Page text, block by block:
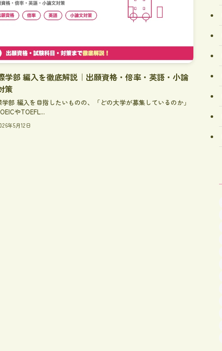
学部 編入を徹底解説｜出願資格・倍率・英語・小論
策
学部 編入を目指したいものの、「どの大学が募集しているのか」
やTOEFL...
年5月12日